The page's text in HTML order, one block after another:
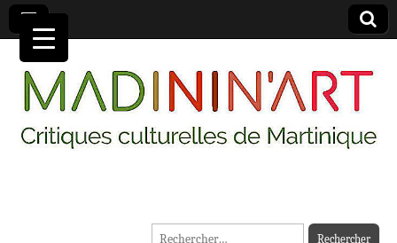
MADININ'ART
Rechercher :